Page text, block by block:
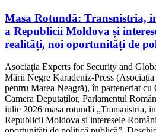
Masa Rotundă: Transnistria,
a Republicii Moldova și
realități, noi oportunități de
Asociația Experts for Security and
Mării Negre Karadeniz-Press
pentru Marea Neagră), în parteneriat
Camera Deputaților, Parlamentul
iulie 2026 masa rotundă „Transnistria,
Republicii Moldova și interesele